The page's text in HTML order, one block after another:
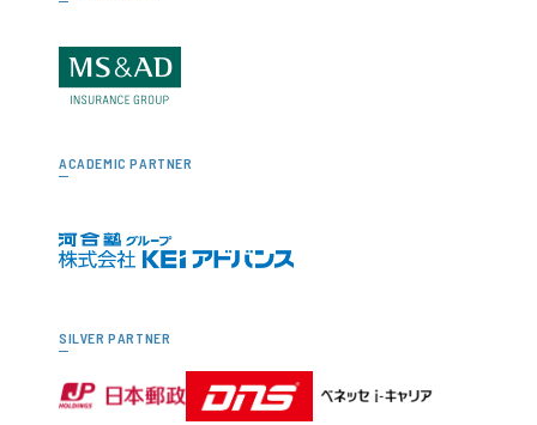
ACADEMIC PARTNER
SILVER PARTNER